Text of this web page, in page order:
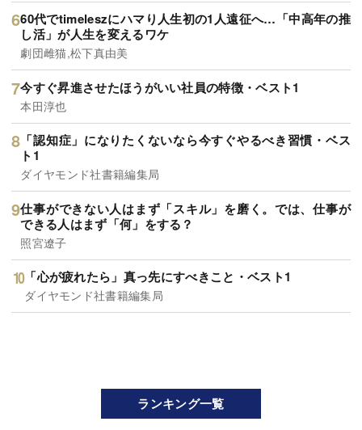
60代でtimeleszにハマり人生初の1人遠征へ…「中高年の推
し活」が人生を変えるワケ
劇団雌猫,松下真由美
今すぐ昇進させたほうがいい社員の特徴・ベスト1
本田淳也
「認知症」になりたくないなら今すぐやるべき習慣・ベス
ト1
ダイヤモンド社書籍編集局
仕事ができない人はまず「スキル」を磨く。では、仕事が
できる人はまず「何」をする？
照宮遼子
「心が疲れたら」真っ先にすべきこと・ベスト1
ダイヤモンド社書籍編集局
ランキング一覧